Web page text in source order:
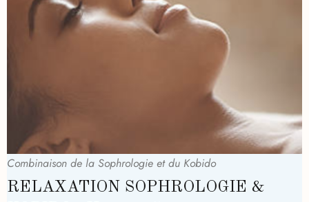
Combinaison de la Sophrologie et du Kobido
RELAXATION SOPHROLOGIE &